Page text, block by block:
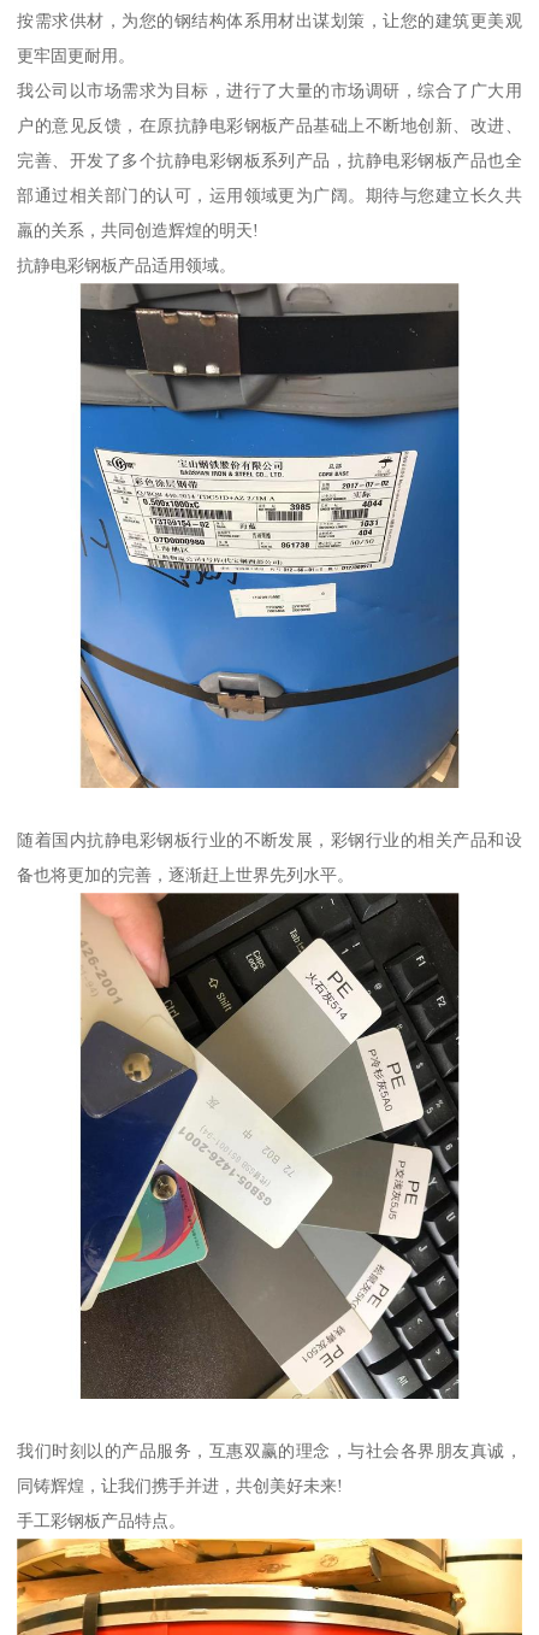
按需求供材，为您的钢结构体系用材出谋划策，让您的建筑更美观
更牢固更耐用。
我公司以市场需求为目标，进行了大量的市场调研，综合了广大用
户的意见反馈，在原抗静电彩钢板产品基础上不断地创新、改进、
完善、开发了多个抗静电彩钢板系列产品，抗静电彩钢板产品也全
部通过相关部门的认可，运用领域更为广阔。期待与您建立长久共
羸的关系，共同创造辉煌的明天!
抗静电彩钢板产品适用领域。
随着国内抗静电彩钢板行业的不断发展，彩钢行业的相关产品和设
备也将更加的完善，逐渐赶上世界先列水平。
我们时刻以的产品服务，互惠双赢的理念，与社会各界朋友真诚，
同铸辉煌，让我们携手并进，共创美好未来!
手工彩钢板产品特点。